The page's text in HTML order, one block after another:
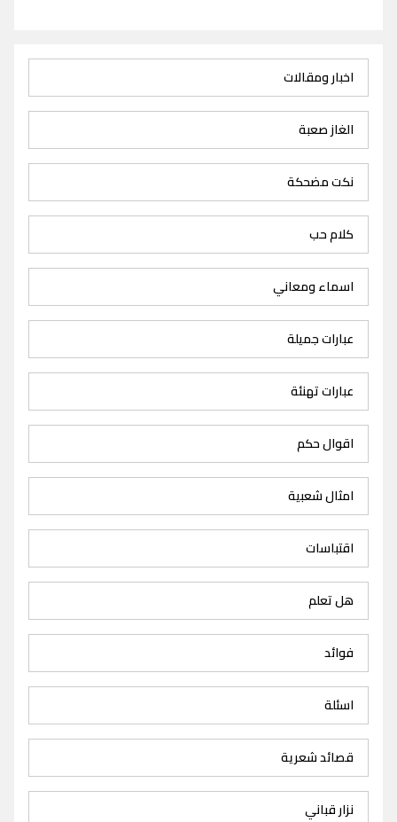
اخبار ومقالات
الغاز صعبة
نكت مضحكة
كلام حب
اسماء ومعاني
عبارات جميلة
عبارات تهنئة
اقوال حكم
امثال شعبية
اقتباسات
هل تعلم
فوائد
اسئلة
قصائد شعرية
نزار قباني